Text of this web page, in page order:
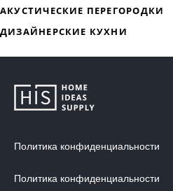
МЯГКАЯ МЕБЕЛЬ
ДИЗАЙНЕРСКИЕ СТОЛЫ
ДЕКОР ДЛЯ ДОМА
Политика конфиденциальности
Политика конфиденциальности